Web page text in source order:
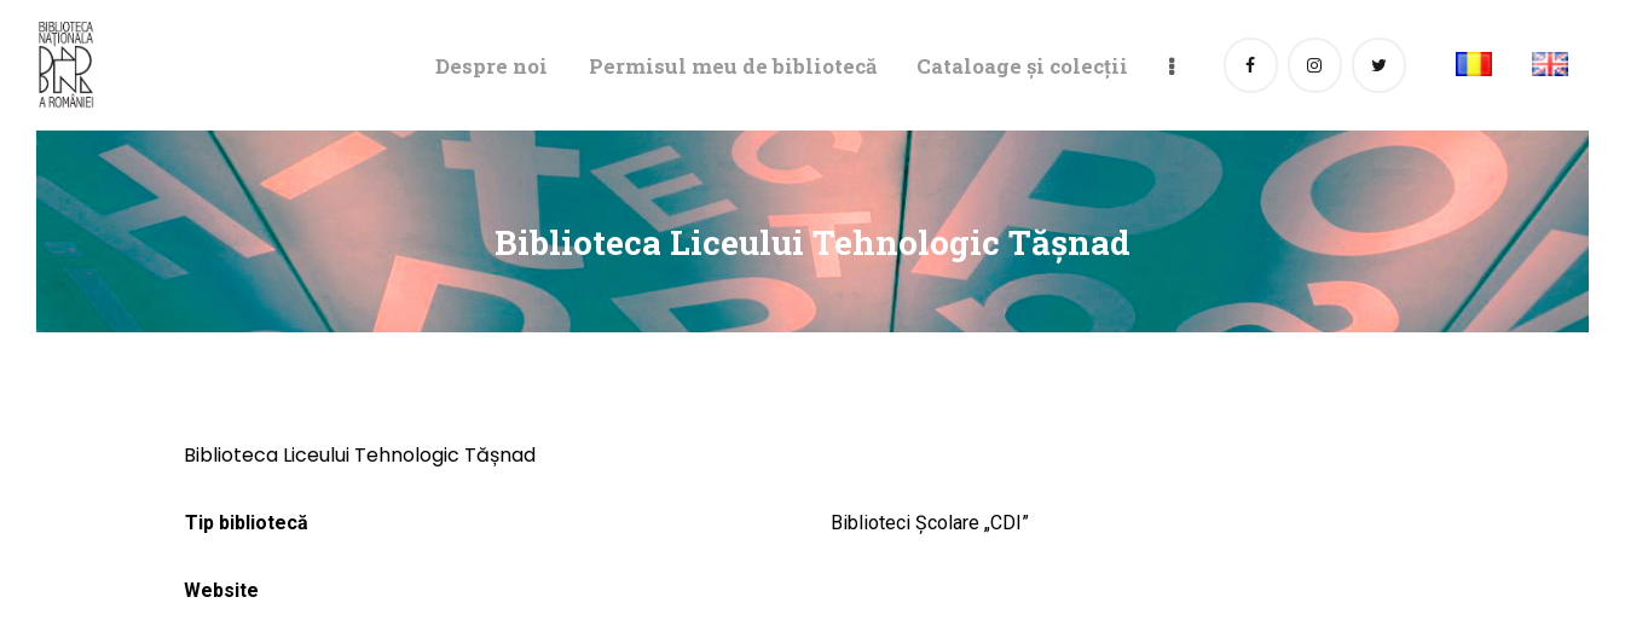
Despre noi Permisul meu de bibliotecă Cataloage și colecții
Biblioteca Liceului Tehnologic Tășnad
DE BIBLIOTECĂ
CATALOAGE ȘI
COLECȚII
Biblioteca Liceului Tehnologic Tășnad
Tip bibliotecă Biblioteci Școlare „CDI”
Website